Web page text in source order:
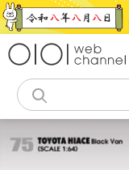
コ
ン
キ